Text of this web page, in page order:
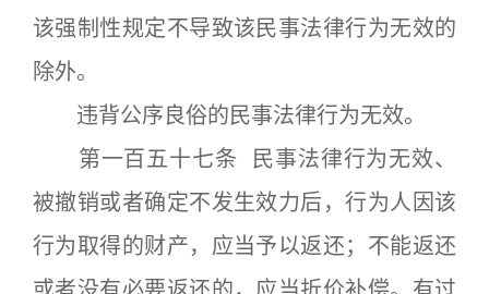
该强制性规定不导致该民事法律行为无效的
除外。
违背公序良俗的民事法律行为无效。
第一百五十七条 民事法律行为无效、
被撤销或者确定不发生效力后，行为人因该
行为取得的财产，应当予以返还；不能返还